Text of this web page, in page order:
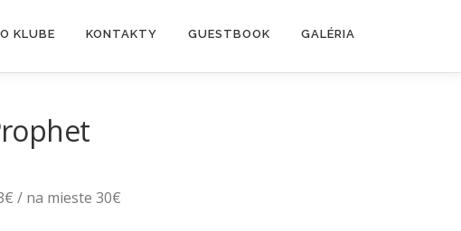
O KLUBE KONTAKTY GUESTBOOK GALÉRIA
/ na mieste 30€